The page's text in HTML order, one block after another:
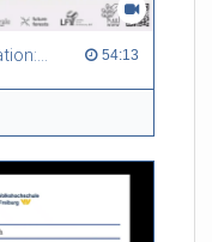
Between tradition and transformation: how owners, advisers and institutions co-create knowledge for resilient forests in Europe 54:13